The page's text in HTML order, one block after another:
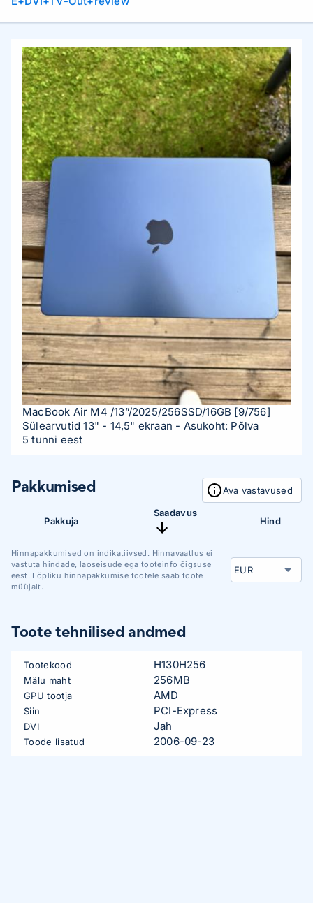
MacBook Air M4 /13”/2025/256SSD/16GB [9/756]
Sülearvutid 13" - 14,5" ekraan - Asukoht: Põlva
5 tunni eest
Pakkumised Ava vastavused
Pakkuja
Saadavus
Hind
Hinnapakkumised on indikatiivsed. Hinnavaatlus ei
vastuta hindade, laoseisude ega tooteinfo õigsuse
eest. Lõpliku hinnapakkumise tootele saab toote
müüjalt.
Toote tehnilised andmed
Tootekood H130H256
Mälu maht 256MB
GPU tootja AMD
Siin PCI-Express
DVI Jah
Toode lisatud 2006-09-23